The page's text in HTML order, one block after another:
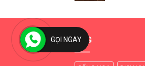
TAG
GỌI NGAY